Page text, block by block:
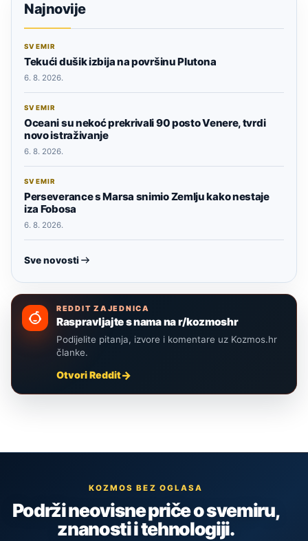
Najnovije
SVEMIR
Tekući dušik izbija na površinu Plutona
6. 8. 2026.
SVEMIR
Oceani su nekoć prekrivali 90 posto Venere, tvrdi
novo istraživanje
6. 8. 2026.
SVEMIR
Perseverance s Marsa snimio Zemlju kako nestaje
iza Fobosa
6. 8. 2026.
Sve novosti
REDDIT ZAJEDNICA
Raspravljajte s nama na r/kozmoshr
Podijelite pitanja, izvore i komentare uz Kozmos.hr
članke.
Otvori Reddit
KOZMOS BEZ OGLASA
Podrži neovisne priče o svemiru,
znanosti i tehnologiji.